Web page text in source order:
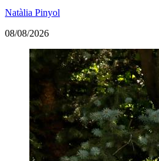
Natàlia Pinyol
08/08/2026